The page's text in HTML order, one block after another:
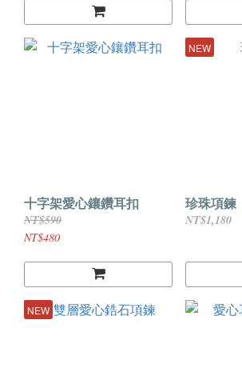
十字架愛心鑲鑽耳扣
NT$590
NT$480
NEW
珍珠項鍊
NT$1,180
NEW